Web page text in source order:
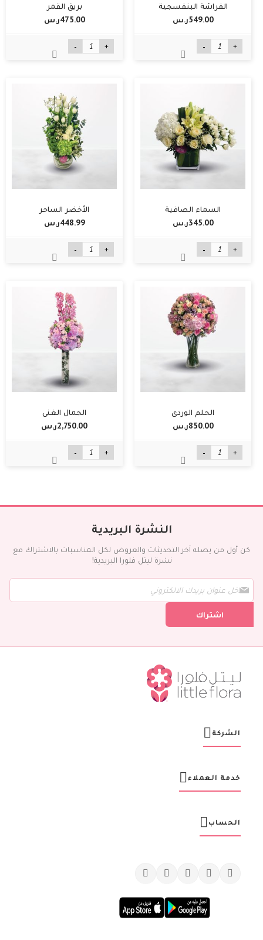
الفراشة البنفسجية
549.00ر.س‏
- +
بريق القمر
475.00ر.س‏
- +
السماء الصافية
345.00ر.س‏
- +
الأخضر الساحر
448.99ر.س‏
- +
الحلم الوردي
850.00ر.س‏
- +
الجمال الغني
2,750.00ر.س‏
- +
النشرة البريدية
كن أول من يصله آخر التحديثات والعروض لكل المناسبات بالاشتراك مع
نشرة ليتل فلورا البريدية!
ة
الشركة
خدمة العملاء